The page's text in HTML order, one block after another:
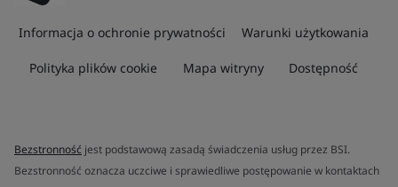
Informacja o ochronie prywatności Warunki użytkowania
Polityka plików cookie Mapa witryny Dostępność
Bezstronność jest podstawową zasadą świadczenia usług przez BSI.
Bezstronność oznacza uczciwe i sprawiedliwe postępowanie w kontaktach